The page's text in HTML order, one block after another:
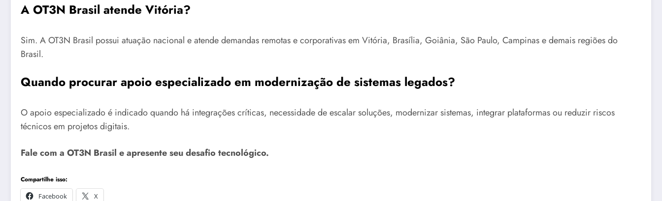
A OT3N Brasil atende Vitória?
Sim. A OT3N Brasil possui atuação nacional e atende demandas remotas e corporativas em Vitória, Brasília, Goiânia, São Paulo, Campinas e demais regiões do
Brasil.
Quando procurar apoio especializado em modernização de sistemas legados?
O apoio especializado é indicado quando há integrações críticas, necessidade de escalar soluções, modernizar sistemas, integrar plataformas ou reduzir riscos
técnicos em projetos digitais.
Fale com a OT3N Brasil e apresente seu desafio tecnológico.
Compartilhe isso:
Facebook
X